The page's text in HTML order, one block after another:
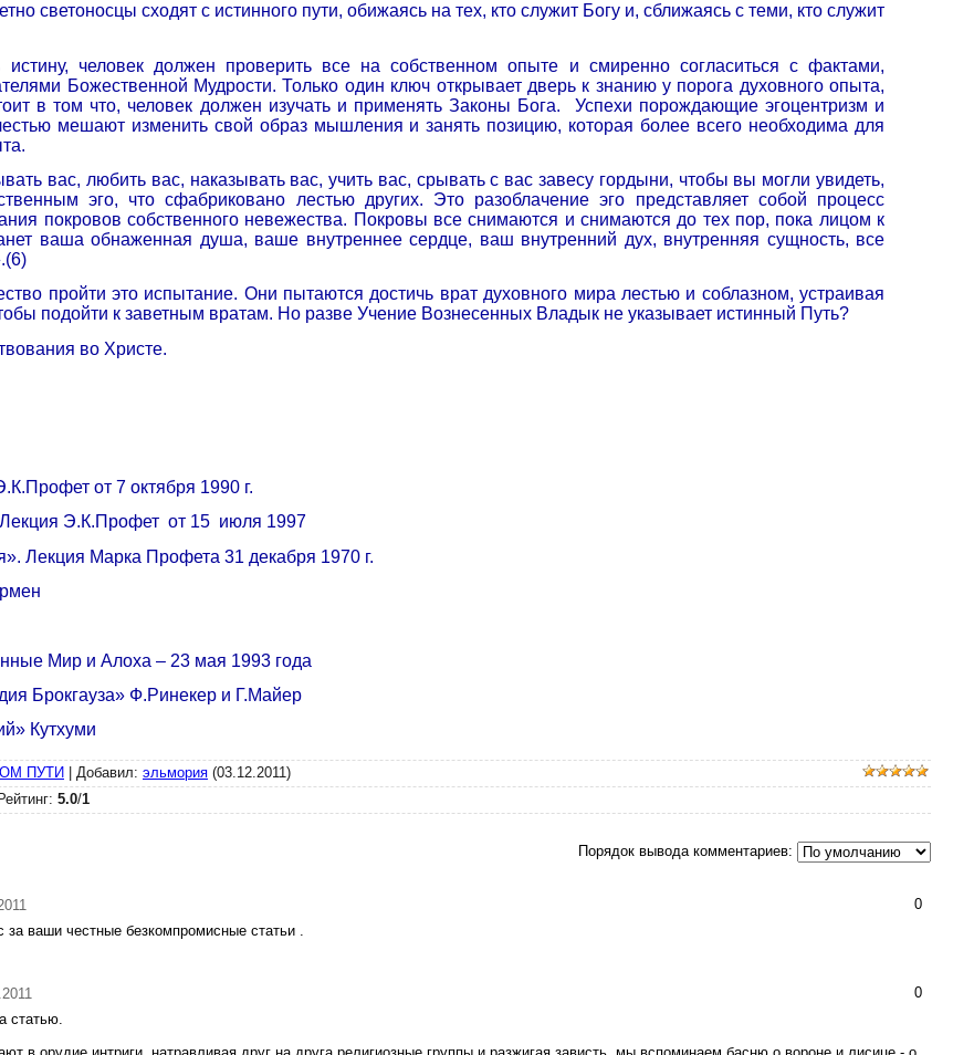
светоносцы сходят с истинного пути, обижаясь на тех, кто служит Богу и, сближаясь с теми, кто служит
истину, человек должен проверить все на собственном опыте и смиренно согласиться с фактами,
Божественной Мудрости. Только один ключ открывает дверь к знанию у порога духовного опыта,
в том что, человек должен изучать и применять Законы Бога.
Успехи порождающие эгоцентризм и
мешают изменить свой образ мышления и занять позицию, которая более всего необходима для
вас, любить вас, наказывать вас, учить вас, срывать с вас завесу гордыни, чтобы вы могли увидеть,
эго, что сфабриковано лестью других. Это разоблачение эго представляет собой процесс
покровов собственного невежества. Покровы все снимаются и снимаются до тех пор, пока лицом к
ваша обнаженная душа, ваше внутреннее сердце, ваш внутренний дух, внутренняя сущность, все
пройти это испытание. Они пытаются достичь врат духовного мира лестью и соблазном, устраивая
подойти к заветным вратам. Но разве Учение Вознесенных Владык не указывает истинный Путь?
во Христе.
от 7 октября 1990 г.
Лекция Э.К.Профет от 15 июля 1997
Лекция Марка Профета 31 декабря 1970 г.
Мир и Алоха – 23 мая 1993 года
Брокгауза» Ф.Ринекер и Г.Майер
Кутхуми
ПУТИ Добавил: эльмория (03.12.2011)
Рейтинг: 5.0/1
Порядок вывода комментариев:
0
ваши честные безкомпромисные статьи .
0
статью.